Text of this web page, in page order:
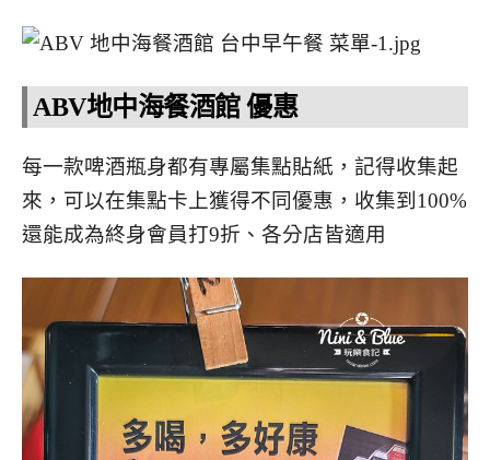
ABV地中海餐酒館 優惠
每一款啤酒瓶身都有專屬集點貼紙，記得收集起
來，可以在集點卡上獲得不同優惠，收集到100%
還能成為終身會員打9折、各分店皆適用